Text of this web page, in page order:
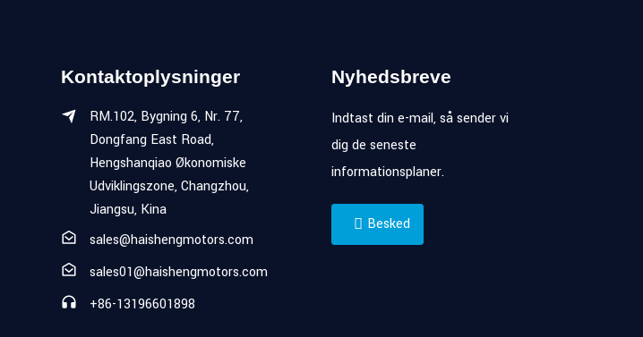
Kontaktoplysninger
RM.102, Bygning 6, Nr. 77,
Dongfang East Road,
Hengshanqiao Økonomiske
Udviklingszone, Changzhou,
Jiangsu, Kina
sales@haishengmotors.com
sales01@haishengmotors.com
+86-13196601898
Nyhedsbreve
Indtast din e-mail, så sender vi
dig de seneste
informationsplaner.
Besked